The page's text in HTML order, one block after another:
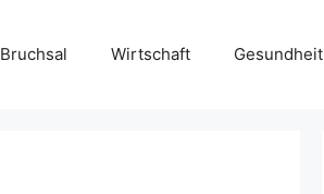
Bruchsal Wirtschaft Gesundheit